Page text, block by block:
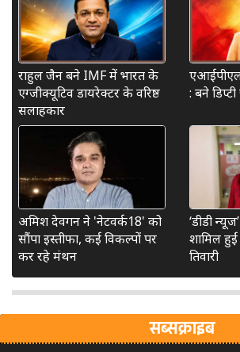
राहुल जैन बने IMF में भारत के
एग्जीक्यूटिव डायरेक्टर के वरिष्ठ
सलाहकार
: बने
अमिश देवगन ने 'नेटवर्क18' को
सौंपा इस्तीफा, कई विकल्पों पर
कर रहे मंथन
‘डीडी
शामिल हुईं
तिवारी
सब्सक्राइब